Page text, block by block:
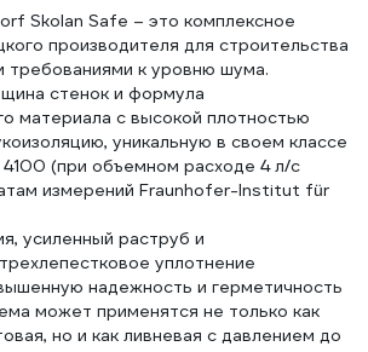
Skolan Safe – это комплексное
производителя для строительства
требованиями к уровню шума.
стенок и формула
материала с высокой плотностью
уникальную в своем классе
4100 (при объемном расходе 4 л/с
измерений Fraunhofer-Institut für
усиленный раструб и
уплотнение
надежность и герметичность
может применятся не только как
но и как ливневая с давлением до